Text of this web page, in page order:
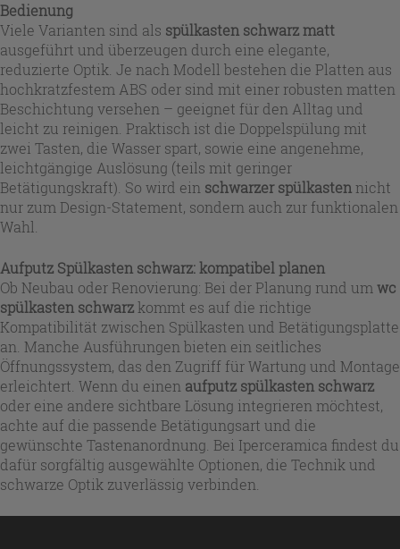
Bedienung
Viele Varianten sind als spülkasten schwarz matt
ausgeführt und überzeugen durch eine elegante,
reduzierte Optik. Je nach Modell bestehen die Platten aus
hochkratzfestem ABS oder sind mit einer robusten matten
Beschichtung versehen – geeignet für den Alltag und
leicht zu reinigen. Praktisch ist die Doppelspülung mit
zwei Tasten, die Wasser spart, sowie eine angenehme,
leichtgängige Auslösung (teils mit geringer
Betätigungskraft). So wird ein schwarzer spülkastennicht
nur zum Design-Statement, sondern auch zur funktionalen
Wahl.
Aufputz Spülkasten schwarz: kompatibel planen
Ob Neubau oder Renovierung: Bei der Planung rund um wc
spülkasten schwarzkommt es auf die richtige
Kompatibilität zwischen Spülkasten und Betätigungsplatte
an. Manche Ausführungen bieten ein seitliches
Öffnungssystem, das den Zugriff für Wartung und Montage
erleichtert. Wenn du einen aufputz spülkasten schwarz
oder eine andere sichtbare Lösung integrieren möchtest,
achte auf die passende Betätigungsart und die
gewünschte Tastenanordnung. Bei Iperceramica findest du
dafür sorgfältig ausgewählte Optionen, die Technik und
schwarze Optik zuverlässig verbinden.